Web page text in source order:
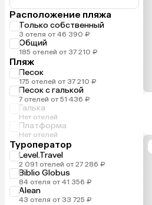
Расположение пляжа
Только собственный
3 отеля от 46 390 ₽
Общий
185 отелей от 37 210 ₽
Пляж
Песок
175 отелей от 37 210 ₽
Песок с галькой
7 отелей от 51 436 ₽
Галька
Нет отелей
Платформа
Нет отелей
Туроператор
Level.Travel
2 091 отелей от 27 286 ₽
Biblio Globus
84 отеля от 41 356 ₽
Alean
43 отеля от 33 725 ₽